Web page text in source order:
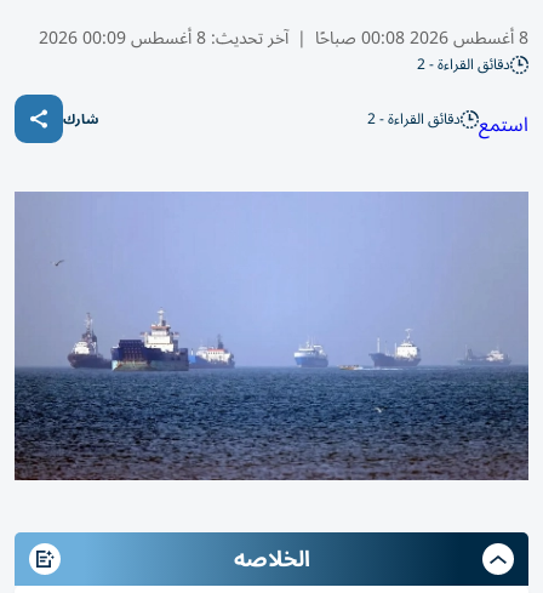
8 أغسطس 2026 00:08 صباحًا | آخر تحديث:8 أغسطس 00:09 2026
دقائق القراءة - 2
استمع دقائق القراءة - 2 شارك
الخلاصه